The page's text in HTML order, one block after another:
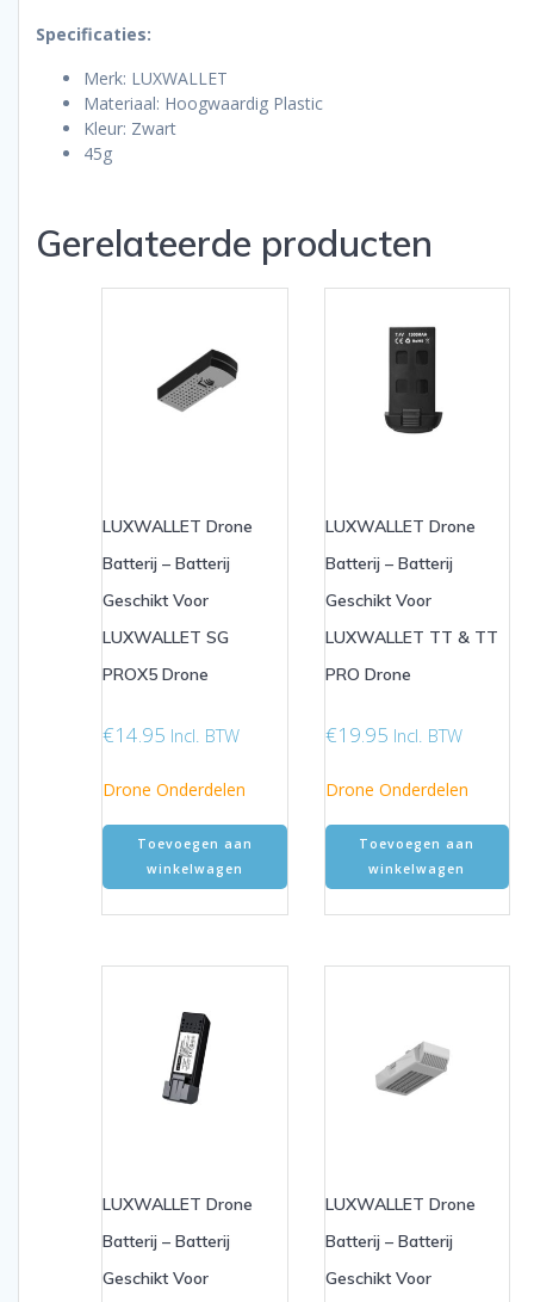
Specificaties:
Merk: LUXWALLET
Materiaal: Hoogwaardig Plastic
Kleur: Zwart
45g
Gerelateerde producten
LUXWALLET Drone
Batterij – Batterij
Geschikt Voor
LUXWALLET SG
PROX5 Drone
€14.95 Incl. BTW
Drone Onderdelen
Toevoegen aan
winkelwagen
LUXWALLET Drone
Batterij – Batterij
Geschikt Voor
LUXWALLET TT & TT
PRO Drone
€19.95 Incl. BTW
Drone Onderdelen
Toevoegen aan
winkelwagen
LUXWALLET Drone
Batterij – Batterij
Geschikt Voor
LUXWALLET Drone
Batterij – Batterij
Geschikt Voor